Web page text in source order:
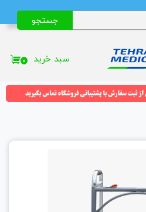
جستجو
۰ سبد خرید